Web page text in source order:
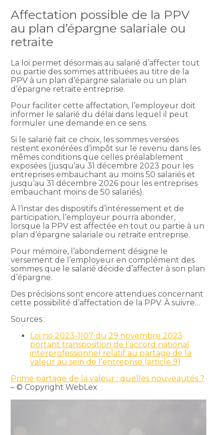
Affectation possible de la PPV
au plan d’épargne salariale ou
retraite
La loi permet désormais au salarié d’affecter tout
ou partie des sommes attribuées au titre de la
PPV à un plan d’épargne salariale ou un plan
d’épargne retraite entreprise.
Pour faciliter cette affectation, l’employeur doit
informer le salarié du délai dans lequel il peut
formuler une demande en ce sens.
Si le salarié fait ce choix, les sommes versées
restent exonérées d’impôt sur le revenu dans les
mêmes conditions que celles préalablement
exposées (jusqu’au 31 décembre 2023 pour les
entreprises embauchant au moins 50 salariés et
jusqu’au 31 décembre 2026 pour les entreprises
embauchant moins de 50 salariés).
À l’instar des dispositifs d’intéressement et de
participation, l’employeur pourra abonder,
lorsque la PPV est affectée en tout ou partie à un
plan d’épargne salariale ou retraite entreprise.
Pour mémoire, l’abondement désigne le
versement de l’employeur en complément des
sommes que le salarié décide d’affecter à son plan
d’épargne.
Des précisions sont encore attendues concernant
cette possibilité d’affectation de la PPV. À suivre…
Sources :
Loi no 2023-1107 du 29 novembre 2023
portant transposition de l’accord national
interprofessionnel relatif au partage de la
valeur au sein de l’entreprise (article 9)
Prime partage de la valeur : quelles nouveautés ?
– © Copyright WebLex